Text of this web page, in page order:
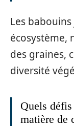
Les
écosystème,
des graines,
diversité
Quels
matière de